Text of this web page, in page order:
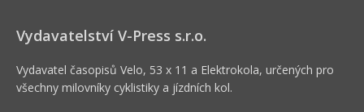
Vydavatelství V-Press s.r.o.
Vydavatel časopisů Velo, 53 x 11 a Elektrokola, určených pro
všechny milovníky cyklistiky a jízdních kol.